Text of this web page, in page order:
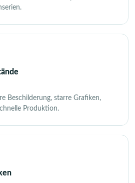
Beschilderung, starre Grafiken,
Produktion.